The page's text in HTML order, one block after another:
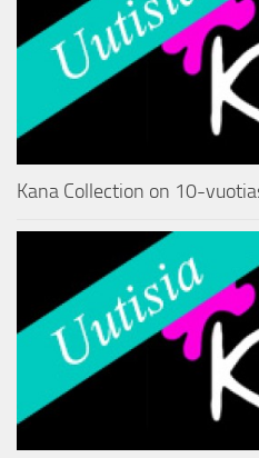
Kana Collection on 10-